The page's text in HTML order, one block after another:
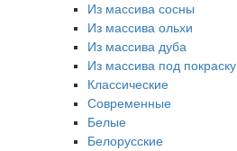
Из массива сосны
Из массива ольхи
Из массива дуба
Из массива под покраску
Классические
Современные
Белые
Белорусские